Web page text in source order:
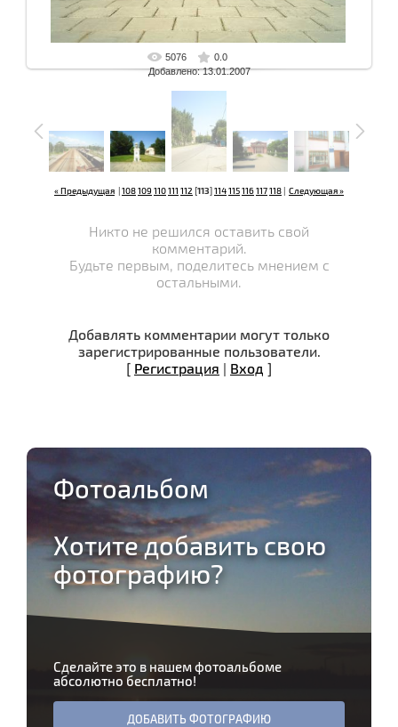
В реальном размере 1024x768 px/ 179.8 Kb
5076
0.0
Добавлено: 13.01.2007
« Предыдущая |108109 110111 112 [113]114115116117118 | Следующая »
Никто не решился оставить свой
комментарий.
Будьте первым, поделитесь мнением с
остальными.
Добавлять комментарии могут только
зарегистрированные пользователи.
[ Регистрация | Вход ]
Фотоальбом
Хотите добавить свою
фотографию?
Сделайте это в нашем фотоальбоме
абсолютно бесплатно!
ДОБАВИТЬ ФОТОГРАФИЮ